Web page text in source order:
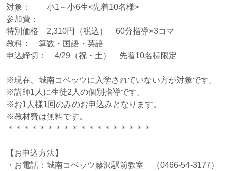
対象： 小1～小6生<先着10名様>
参加費：
特別価格 2,310円（税込） 60分指導×3コマ
教科： 算数・国語・英語
申込締切： 4/29（祝・土） 先着10名様限定
※現在、城南コベッツに入学されていない方が対象です。
※講師1人に生徒2人の個別指導です。
※お1人様1回のみのお申込みとなります。
※教材費は無料です。
＊＊＊＊＊＊＊＊＊＊＊＊＊＊＊＊＊＊
【お申込方法】
・お電話：城南コベッツ藤沢駅前教室 （0466-54-3177）